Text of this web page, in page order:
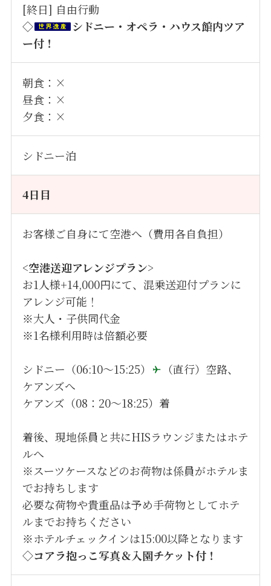
[終日] 自由行動
◇
シドニー・オペラ・ハウス館内ツア
ー付！
朝食：×
昼食：×
夕食：×
シドニー泊
4日目
お客様ご自身にて空港へ（費用各自負担）
<空港送迎アレンジプラン>
お1人様+14,000円にて、混乗送迎付プランに
アレンジ可能！
※大人・子供同代金
※1名様利用時は倍額必要
シドニー（06:10～15:25）
（直行）空路、
ケアンズへ
ケアンズ（08：20～18:25）着
着後、現地係員と共にHISラウンジまたはホテ
ルへ
※スーツケースなどのお荷物は係員がホテルま
でお持ちします
必要な荷物や貴重品は予め手荷物としてホテ
ルまでお持ちください
※ホテルチェックインは15:00以降となります
◇コアラ抱っこ写真＆入園チケット付！